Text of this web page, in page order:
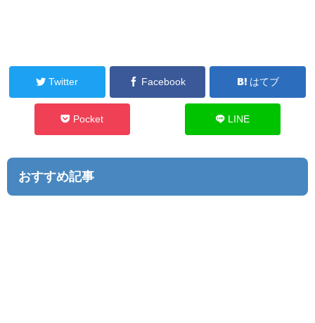
Twitter Facebook はてブ
Pocket LINE
おすすめ記事